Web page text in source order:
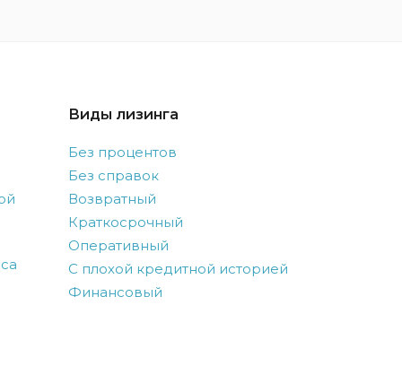
Виды лизинга
Без процентов
Без справок
Возвратный
Краткосрочный
Оперативный
С плохой кредитной историей
Финансовый